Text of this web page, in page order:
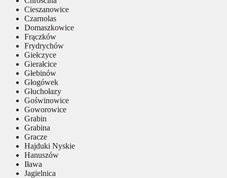
Cieszanowice
Czarnolas
Domaszkowice
Frączków
Frydrychów
Giełczyce
Gierałcice
Głebinów
Głogówek
Głuchołazy
Goświnowice
Goworowice
Grabin
Grabina
Gracze
Hajduki Nyskie
Hanuszów
Iława
Jagielnica